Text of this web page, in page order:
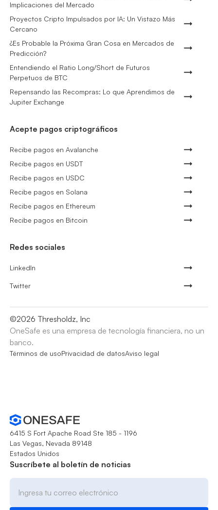
Implicaciones del Mercado
Proyectos Cripto Impulsados por IA: Un Vistazo Más
Cercano
¿Es Probable la Próxima Gran Cosa en Mercados de
Predicción?
Entendiendo el Ratio Long/Short de Futuros
Perpetuos de BTC
Repensando las Recompras: Lo que Aprendimos de
Jupiter Exchange
Acepte pagos criptográficos
Recibe pagos en Avalanche
Recibe pagos en USDT
Recibe pagos en USDC
Recibe pagos en Solana
Recibe pagos en Ethereum
Recibe pagos en Bitcoin
Redes sociales
LinkedIn
Twitter
©2026 Thresholdz, Inc
OneSafe es una empresa de tecnología financiera, no un
banco.
Términos de usoPrivacidad de datosAviso legal
6415 S Fort Apache Road Ste 185 - 1196
Las Vegas, Nevada 89148
Estados Unidos
Suscríbete al boletín de noticias